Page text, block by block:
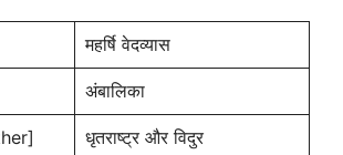
महर्षि वेदव्यास
अंबालिका
धृतराष्ट्र और विदुर